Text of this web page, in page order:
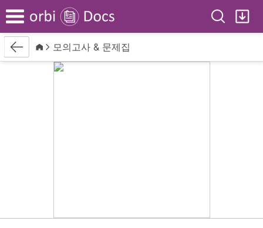
Menu Search
BackHome
모의고사 & 문제집